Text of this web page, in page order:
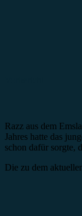
Razz aus dem
Jahres hatte das
schon dafür sorgte,
Die zu dem